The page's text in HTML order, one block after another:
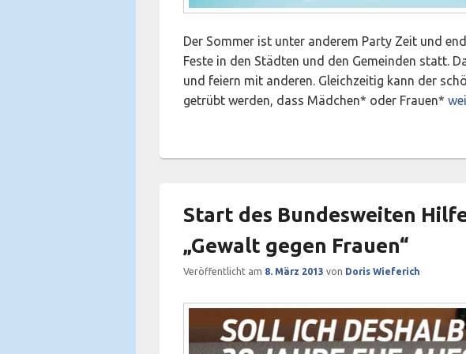
Der Sommer ist unter anderem Party Zeit und
Feste in den Städten und den Gemeinden statt.
und feiern mit anderen. Gleichzeitig kann der
getrübt werden, dass Mädchen* oder Frauen*
Start des Bundesweiten
„Gewalt gegen Frauen“
Veröffentlicht am 8. März 2013 von Doris Wieferich